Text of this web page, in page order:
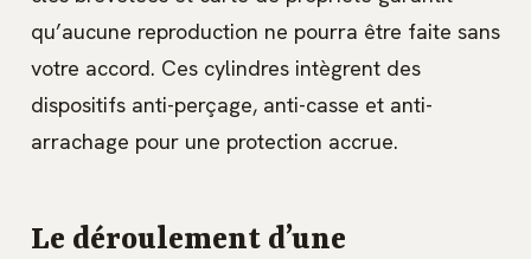
qu’aucune reproduction ne pourra être faite sans
votre accord. Ces cylindres intègrent des
dispositifs anti-perçage, anti-casse et anti-
arrachage pour une protection accrue.
Le déroulement d’une